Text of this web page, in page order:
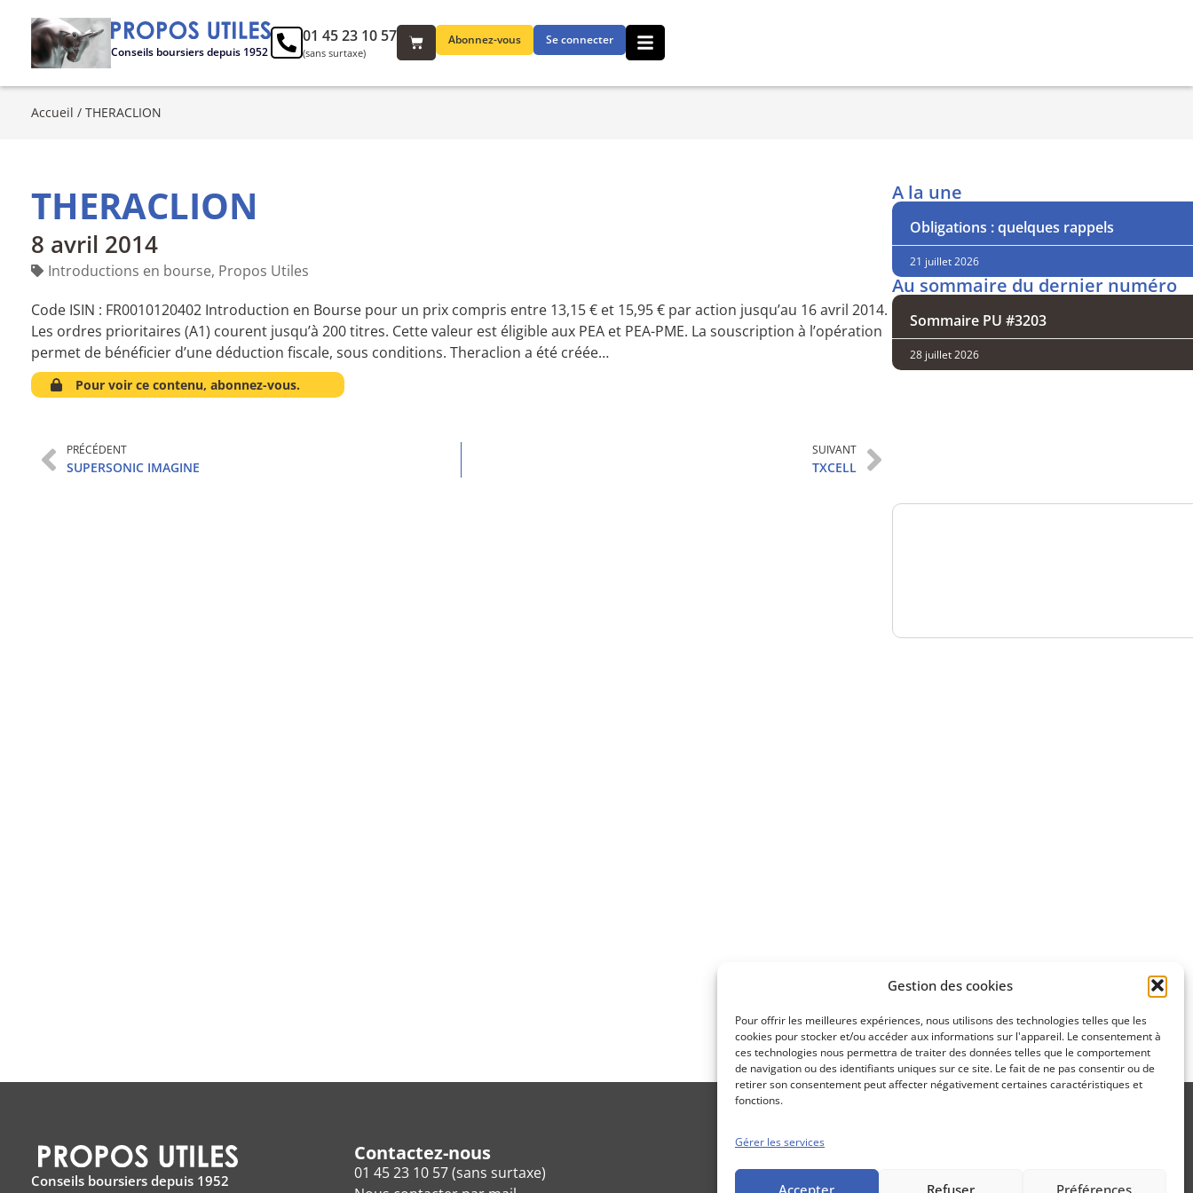
Gestion des cookies
Pour offrir les meilleures expériences, nous utilisons des technologies telles que les
cookies pour stocker et/ou accéder aux informations sur l'appareil. Le consentement à
ces technologies nous permettra de traiter des données telles que le comportement
de navigation ou des identifiants uniques sur ce site. Le fait de ne pas consentir ou de
retirer son consentement peut affecter négativement certaines caractéristiques et
fonctions.
Gérer les services
Accepter Refuser Préférences
Conseils boursiers depuis 1952
Abonnez-vous Se connecter
01 45 23 10 57
(sans surtaxe)
Accueil / THERACLION
THERACLION
8 avril 2014
Introductions en bourse, Propos Utiles
Code ISIN : FR0010120402 Introduction en Bourse pour un prix compris entre 13,15 € et 15,95 € par action jusqu’au 16 avril 2014.
Les ordres prioritaires (A1) courent jusqu’à 200 titres. Cette valeur est éligible aux PEA et PEA-PME. La souscription à l’opération
permet de bénéficier d’une déduction fiscale, sous conditions. Theraclion a été créée…
Pour voir ce contenu, abonnez-vous.
PRÉCÉDENT
SUPERSONIC IMAGINE
SUIVANT
TXCELL
A la une
Obligations : quelques rappels
21 juillet 2026
Au sommaire du dernier numéro
Sommaire PU #3203
28 juillet 2026
notre méthode d'investissement
Conseils boursiers depuis 1952
Contactez-nous
01 45 23 10 57 (sans surtaxe)
Propos Utiles est une publication